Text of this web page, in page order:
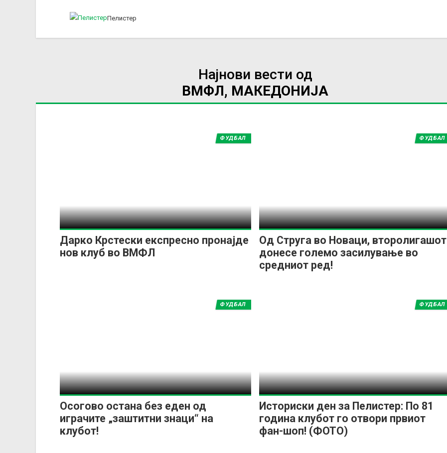
Пелистер
Најнови вести од
ВМФЛ, МАКЕДОНИЈА
Дарко Крстески експресно пронајде
нов клуб во ВМФЛ
ФУДБАЛ
Од Струга во Новаци, второлигашот
донесе големо засилување во
средниот ред!
ФУДБАЛ
Осогово остана без еден од
играчите „заштитни знаци“ на
клубот!
ФУДБАЛ
Историски ден за Пелистер: По 81
година клубот го отвори првиот
фан-шоп! (ФОТО)
ФУДБАЛ